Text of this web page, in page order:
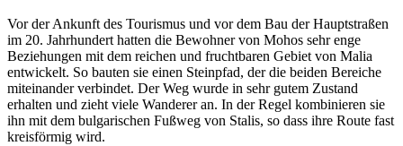
Vor der Ankunft des Tourismus und vor dem Bau der Hauptstraßen
im 20. Jahrhundert hatten die Bewohner von Mohos sehr enge
Beziehungen mit dem reichen und fruchtbaren Gebiet von Malia
entwickelt. So bauten sie einen Steinpfad, der die beiden Bereiche
miteinander verbindet. Der Weg wurde in sehr gutem Zustand
erhalten und zieht viele Wanderer an. In der Regel kombinieren sie
ihn mit dem bulgarischen Fußweg von Stalis, so dass ihre Route fast
kreisförmig wird.